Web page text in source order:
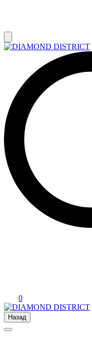
0
Назад